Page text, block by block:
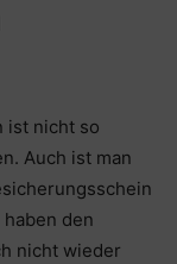
ist nicht so
Auch ist man
den
nicht wieder